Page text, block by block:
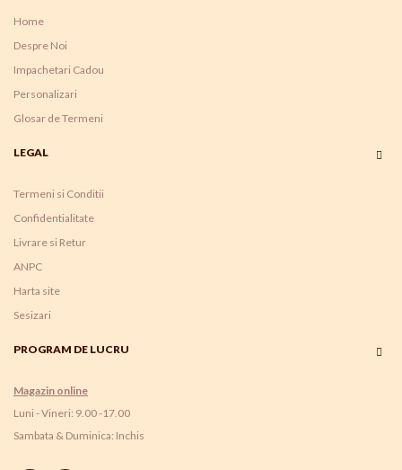
Home
Despre Noi
Impachetari Cadou
Personalizari
Glosar de Termeni
LEGAL
Termeni si Conditii
Confidentialitate
Livrare si Retur
ANPC
Harta site
Sesizari
PROGRAM DE LUCRU
Magazin online
Luni - Vineri: 9.00 -17.00
Sambata & Duminica: Inchis